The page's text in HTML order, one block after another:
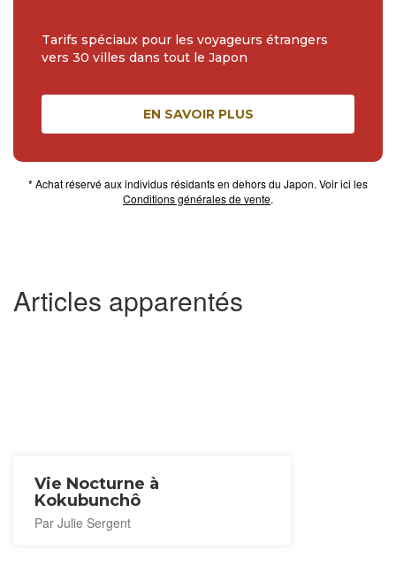
Articles apparentés
Vie Nocturne à
Kokubunchô
Par Julie Sergent
Tarifs spéciaux pour les voyageurs étrangers
vers 30 villes dans tout le Japon
EN SAVOIR PLUS
* Achat réservé aux individus résidants en dehors du Japon. Voir ici les
Conditions générales de vente.